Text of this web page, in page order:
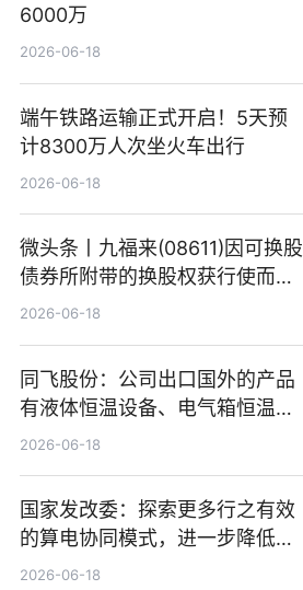
6000万
2026-06-18
端午铁路运输正式开启！5天预
计8300万人次坐火车出行
2026-06-18
微头条丨九福来(08611)因可换股
债券所附带的换股权获行使而发
行5200万股
2026-06-18
同飞股份：公司出口国外的产品
有液体恒温设备、电气箱恒温装
置、纯水冷却单元和特种换热器
2026-06-18
国家发改委：探索更多行之有效
的算电协同模式，进一步降低网
络传输时延_最资讯
2026-06-18